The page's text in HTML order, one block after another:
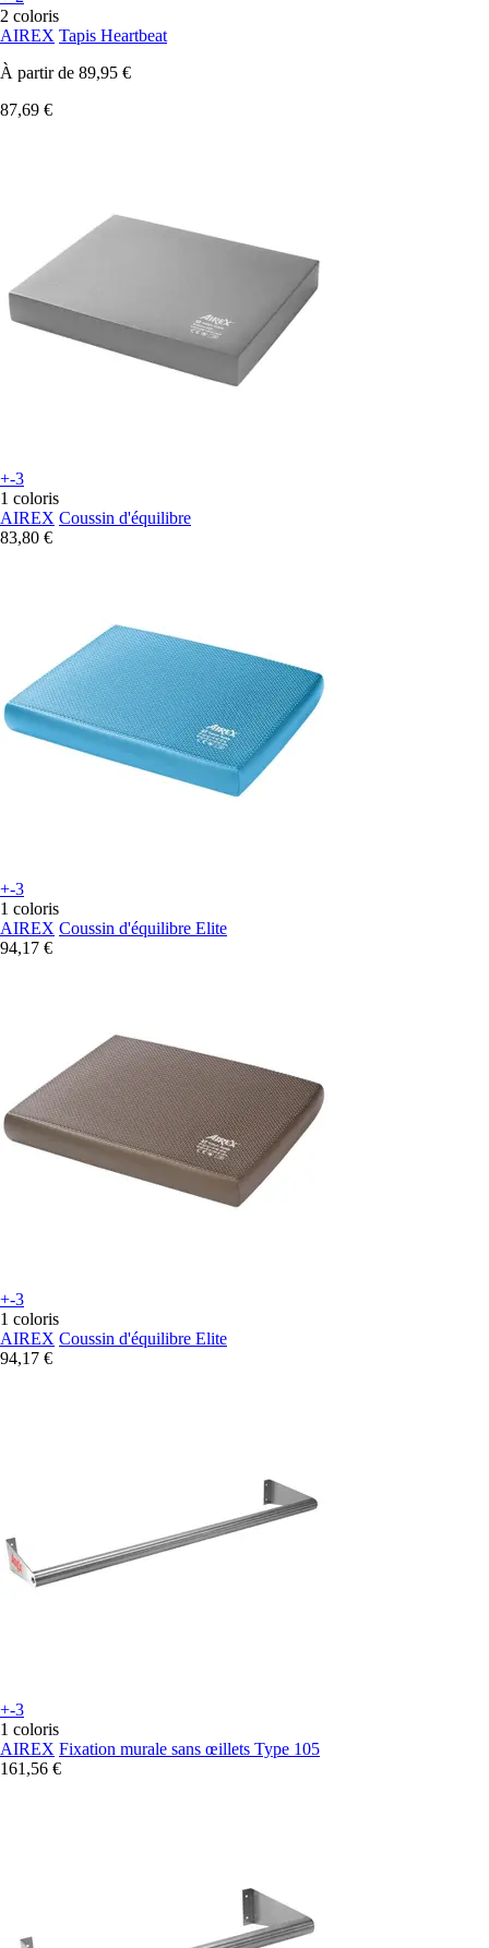
2 coloris
AIREX Tapis Heartbeat
À partir de 89,95 €
87,69 €
+-3
1 coloris
AIREX Coussin d'équilibre
83,80 €
+-3
1 coloris
AIREX Coussin d'équilibre Elite
94,17 €
+-3
1 coloris
AIREX Coussin d'équilibre Elite
94,17 €
+-3
1 coloris
AIREX Fixation murale sans œillets Type 105
161,56 €